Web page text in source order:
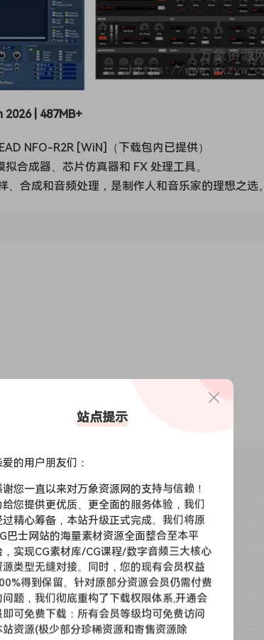
2026 | 487MB+
NFO-R2R [WiN]（下载包内已提供）
拟合成器、芯片仿真器和 FX 处理工具。
合成和音频处理，是制作人和音乐家的理想之选。
additive synthesis, virtual analog synths, chip
？
站点提示
爱的用户朋友们：
谢您一直以来对万象资源网的支持与信赖！
给您提供更优质、更全面的服务体验，我们
过精心筹备，本站升级正式完成。我们将原
巴士网站的海量素材资源全面整合至本平
，实现CG素材库/CG课程/数字音频三大核心
源类型无缝对接。同时，您的现有会员权益
得到保留。针对原部分资源会员仍需付费
问题，我们彻底重构了下载权限体系,开通会
即可免费下载：所有会员等级均可免费访问
站资源(极少部分珍稀资源和寄售资源除